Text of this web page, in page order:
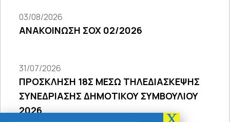
03/08/2026
ΑΝΑΚΟΙΝΩΣΗ ΣΟΧ 02/2026
31/07/2026
ΠΡΟΣΚΛΗΣΗ 18Σ ΜΕΣΩ ΤΗΛΕΔΙΑΣΚΕΨΗΣ
ΣΥΝΕΔΡΙΑΣΗΣ ΔΗΜΟΤΙΚΟΥ ΣΥΜΒΟΥΛΙΟΥ
2026